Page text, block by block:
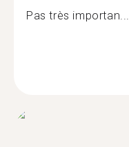
Pas très importan...